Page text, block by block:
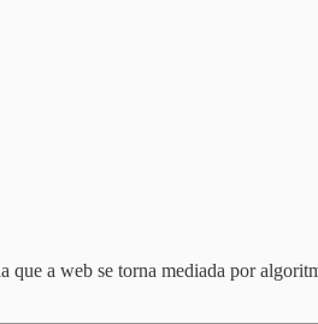
que a web se torna mediada por